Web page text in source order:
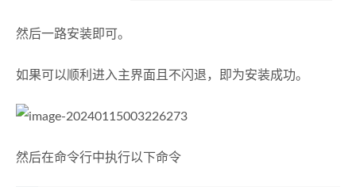
然后一路安装即可。
如果可以顺利进入主界面且不闪退，即为安装成功。
然后在命令行中执行以下命令